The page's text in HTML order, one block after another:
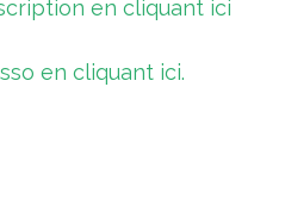
en cliquant ici
en cliquant ici.